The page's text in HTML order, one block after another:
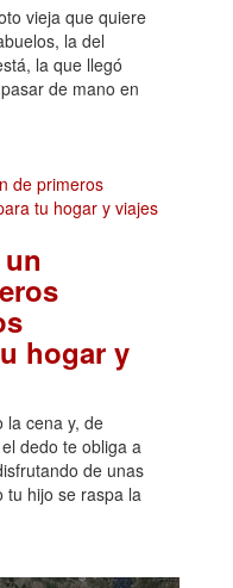
vieja que quiere
la del
la que llegó
de mano en
hogar y
la cena y, de
dedo te obliga a
de unas
tu hijo se raspa la